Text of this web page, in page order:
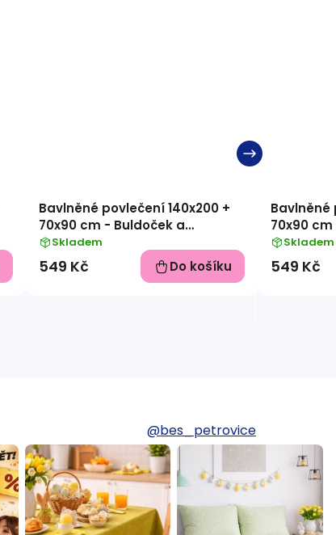
Bavlněné povlečení 140x200 +
70x90 cm - Buldoček a
buldoček
Skladem
549 Kč Do košíku
Bavlněné
70x90
Skladem
549 Kč
@bes_petrovice